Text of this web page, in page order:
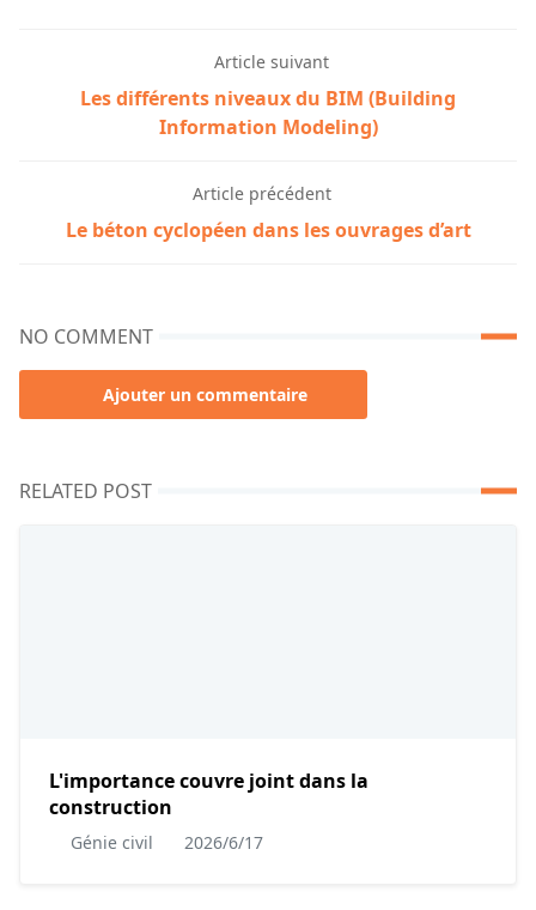
Article suivant
Les différents niveaux du BIM (Building
Information Modeling)
Article précédent
Le béton cyclopéen dans les ouvrages d’art
NO COMMENT
Ajouter un commentaire
RELATED POST
L'importance couvre joint dans la
construction
Génie civil 2026/6/17